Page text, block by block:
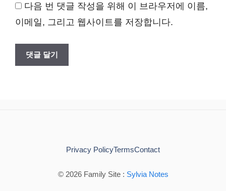
다음 번 댓글 작성을 위해 이 브라우저에 이름,
이메일, 그리고 웹사이트를 저장합니다.
© 2026 Family Site : Sylvia Notes
Privacy PolicyTermsContact